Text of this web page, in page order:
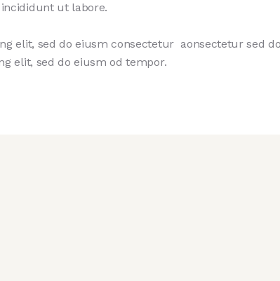
ut labore.
elit, sed do eiusm consectetur aonsectetur sed
elit, sed do eiusm od tempor.